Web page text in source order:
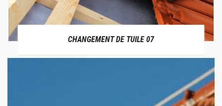
CHANGEMENT DE TUILE 07